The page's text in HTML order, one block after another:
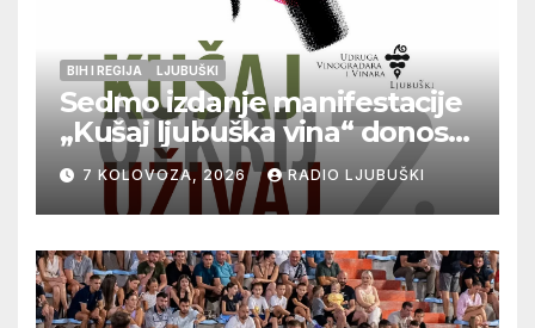
BIH I REGIJA LJUBUŠKI
Sedmo izdanje manifestacije
„Kušaj ljubuška vina“ donosi
vrhunska vina, gastronomiju i
glazbu
7 KOLOVOZA, 2026 RADIO LJUBUŠKI